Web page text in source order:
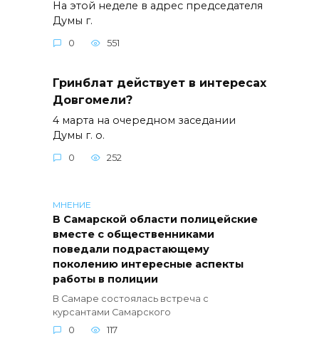
На этой неделе в адрес председателя
Думы г.
0 551
Гринблат действует в интересах
Довгомели?
4 марта на очередном заседании
Думы г. о.
0 252
МНЕНИЕ
В Самарской области полицейские
вместе с общественниками
поведали подрастающему
поколению интересные аспекты
работы в полиции
В Самаре состоялась встреча с
курсантами Самарского
0
117